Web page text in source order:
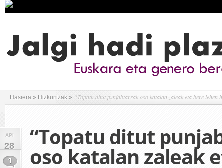
Hasiera » Hizkuntzak » “Topatu ditut punjabtarrak oso katalan zaleak eta bere lehen
API
28
1
“Topatu ditut
oso katalan zaleak